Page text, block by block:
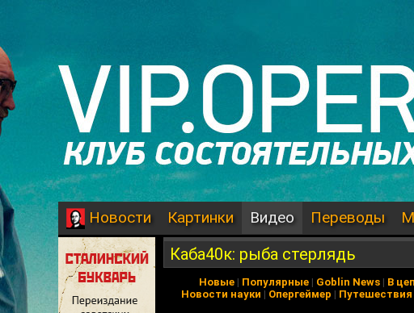
Новости Картинки Видео Переводы
Каба40к: рыба стерлядь
Новые | Популярные | Goblin News | В
Новости науки | Опергеймер | Путешествия